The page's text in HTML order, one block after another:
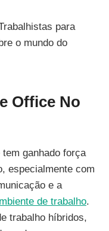
para
o mundo do
Office No
tem ganhado força
especialmente com
e a
de trabalho.
trabalho híbridos,